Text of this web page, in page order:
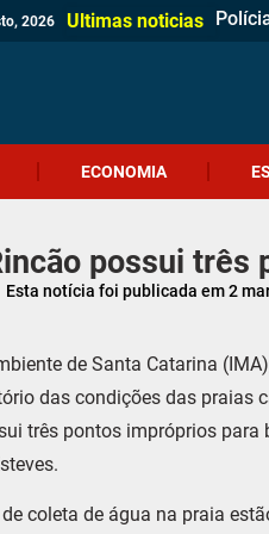
2026 Ultimas noticias Içara
PRF
Volta
45
ECONOMIA
possui três
Esta notícia foi publicada em 2
de Santa Catarina
das condições das praias
três pontos impróprios
coleta de água na praia